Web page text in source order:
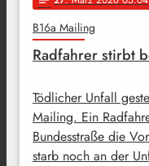
B16a Mailing
Radfahrer stirbt
Tödlicher Unfall
Mailing. Ein
Bundesstraße die
starb noch an der